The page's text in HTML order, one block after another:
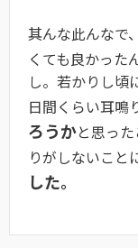
其んな此んなで
くても良かった
し。若かりし頃
日間くらい耳鳴
ろうかと思っ
りがしないこと
した。